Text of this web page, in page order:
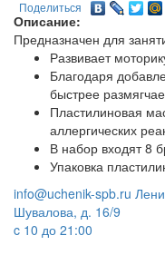
Поделиться
Описание:
Предназначен для
Развивает
Благодаря
быстрее
Пластилиновая
аллергических
В набор входят 8
Упаковка
info@uchenik-spb.ru
Шувалова, д. 16/9
c 10 до 21:00